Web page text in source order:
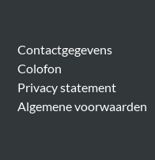
Contactgegevens
Colofon
Privacy statement
Algemene voorwaarden